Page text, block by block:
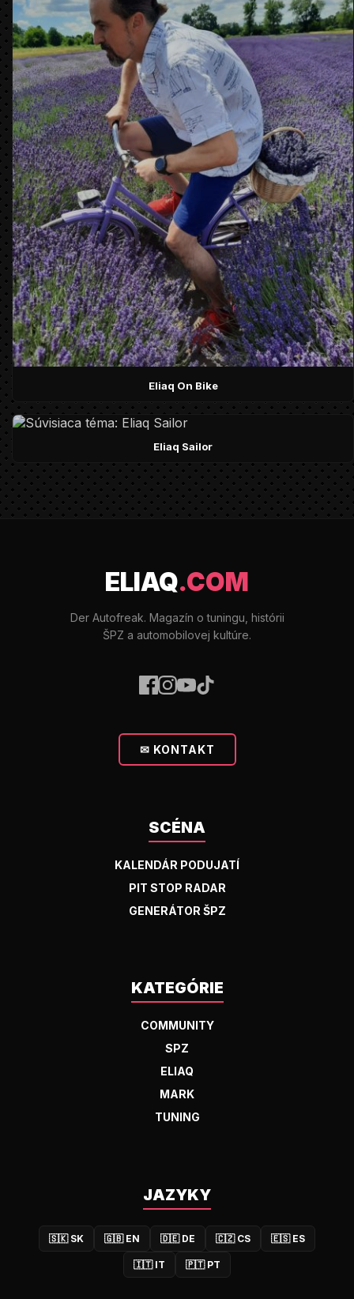
Eliaq On Bike
Eliaq Sailor
ELIAQ.COM
Der Autofreak. Magazín o tuningu, histórii
ŠPZ a automobilovej kultúre.
✉ KONTAKT
SCÉNA
KALENDÁR PODUJATÍ
PIT STOP RADAR
GENERÁTOR ŠPZ
KATEGÓRIE
COMMUNITY
SPZ
ELIAQ
MARK
TUNING
JAZYKY
🇸🇰 SK 🇬🇧 EN 🇩🇪 DE 🇨🇿 CS 🇪🇸 ES
🇮🇹 IT 🇵🇹 PT